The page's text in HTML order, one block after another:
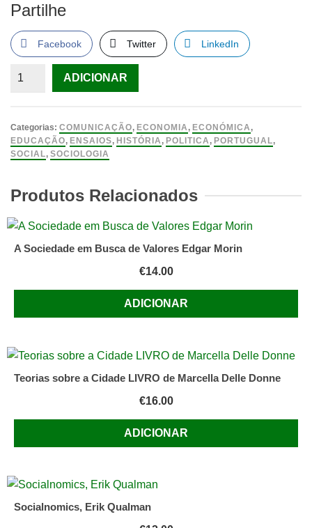
Partilhe
Facebook Twitter LinkedIn
Quantidade
Perigosas
Para
Portugal
que
Arriscam
a
Gustavo
(Autor)
Caraça
Lançado
2010
Edição
ADICIONAR
Categorias: COMUNICAÇÃO, ECONOMIA , ECONÓMICA ,
EDUCAÇÃO, ENSAIOS, HISTÓRIA , POLITICA , PORTUGUAL,
SOCIAL, SOCIOLOGIA
Produtos Relacionados
A Sociedade em Busca de Valores Edgar Morin
€14.00
ADICIONAR
Teorias sobre a Cidade LIVRO de Marcella Delle Donne
€16.00
ADICIONAR
Socialnomics, Erik Qualman